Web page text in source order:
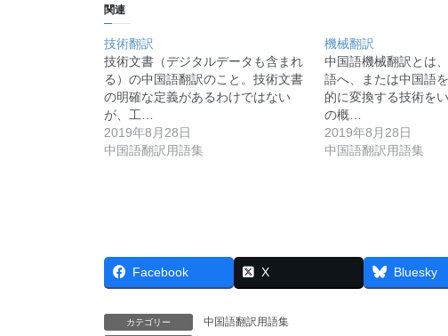
関連
技術翻訳
技術文書（デジタルデータも含まれ
る）の中国語翻訳のこと。技術文書
の明確な定義があるわけではない
が、工…
2019年8月28日
中国語翻訳用語集
機械翻訳
中国語機械翻訳とは
語へ、または中国語
的に変換する技術を
の概…
2019年8月28日
中国語翻訳用語集
Facebook X Bluesky
カテゴリー 中国語翻訳用語集